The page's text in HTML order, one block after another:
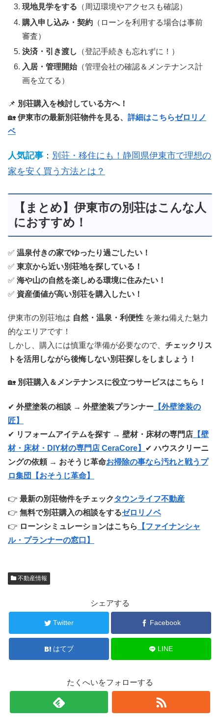
現地見学をする （周辺環境やアクセスも確認）
購入申し込み・契約 （ローンを利用する場合は事前
審査）
決済・引き渡し
（登記手続きも忘れずに！）
入居・管理開始（管理会社の確認＆メンテナンス計
画を立てる）
📌 別荘購入を検討している方へ！
🏡 伊東市の最新別荘物件を見る、 詳細はこちらゼロリノ
ベ
人気記事 ： 別荘・移住にも！静岡県伊東市で理想の
家を安く買う方法とは？
【まとめ】伊東市の別荘はこんな人
におすすめ！
✅ 温泉付きの家でゆったり過ごしたい！
✅ 東京から近い別荘地を探している！
✅ 海や山の自然を楽しめる環境に住みたい！
✅ 資産価値が高い別荘を購入したい！
伊東市の別荘地は 自然・温泉・利便性 を兼ね備えた魅力
的なエリアです！
しかし、購入には慎重な準備が必要なので、 チェックリス
トを活用しながら後悔しない別荘探しをしましょう！
🏡 別荘購入＆メンテナンスに役立つサービスはこちら！
✔ 外壁塗装の相談 → 外壁塗装プランナー 【外壁塗装の
匠】
✔ リフォームアイテムを探す → 壁材・床材の専門店 【壁
材・床材・DIY材の専門店 CeraCore】
✔ハウスクリーニ
ングの依頼 → おそうじ革命お掃除の事なら汚れと戦うプ
ロ集団【おそうじ革命】
👉 最新の別荘物件をチェックタウンライフ不動産
👉 無料で別荘購入の相談をするゼロリノベ
👉 ローンシミュレーションはこちら
【ファイナンシャ
ル・プランナーの窓口】
不動産情報
シェアする
Twitter Facebook
はてブ LINE
たくへいをフォローする